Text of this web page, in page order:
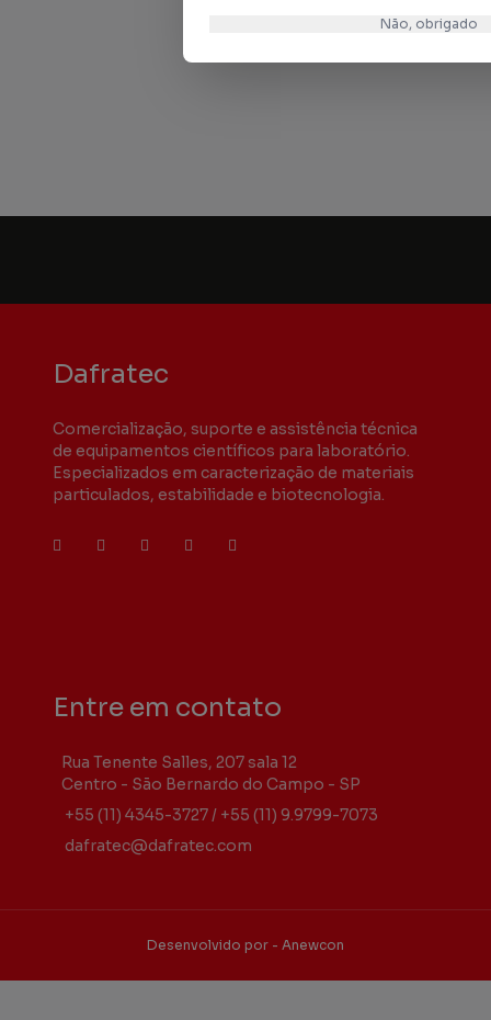
Não, obrigado
Dafratec
Comercialização, suporte e assistência técnica
de equipamentos científicos para laboratório.
Especializados em caracterização de materiais
particulados, estabilidade e biotecnologia.
Entre em contato
Rua Tenente Salles, 207 sala 12
Centro - São Bernardo do Campo - SP
+55 (11) 4345-3727/ +55 (11) 9.9799-7073
dafratec@dafratec.com
Desenvolvido por - Anewcon